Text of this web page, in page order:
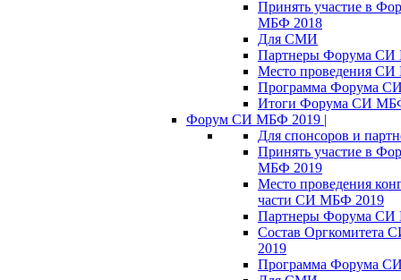
Принять участие в
МБФ 2018
Для СМИ
Партнеры Форума
Место проведения
Программа Форума
Итоги Форума СИ
Форум СИ МБФ 2019 |
Для спонсоров и
Принять участие в
МБФ 2019
Место проведения
части СИ МБФ 2019
Партнеры Форума
Состав Оргкомитета
2019
Программа Форума